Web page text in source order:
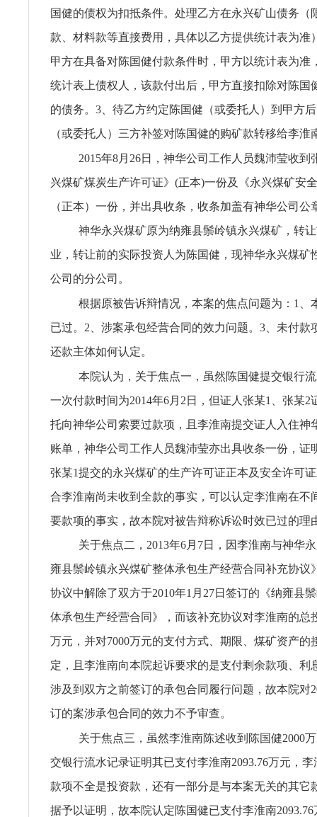
国健的债权为扣抵条件。处理乙方在永兴矿山债务（
款、材料款等直接费用，具体以乙方提供统计表为准
甲方在具备对陈国健付款条件时，甲方以统计表为准
统计表上债权人，该款付出后，甲方直接扣除对陈国
的债务。3、待乙方约定陈国健（或委托人）到甲方
（或委托人）三方补签对陈国健的购矿款转移给李淮
2015年8月26日，神华公司工作人员魏沛莹收到
兴煤矿煤炭生产许可证》(正本)一份及《永兴煤矿安
（正本）一份，并出具收条，收条加盖有神华公司公
神华永兴煤矿原为纳雍县鬃岭镇永兴煤矿，转
业，转让前的实际投资人为陈国健，现神华永兴煤矿
公司的分公司。
根据原被告诉辩情况，本案的焦点问题为：1、
已过。2、涉案承包经营合同的效力问题。3、未付款
还款主体如何认定。
本院认为，关于焦点一，虽然陈国健提交银行
一次付款时间为2014年6月2日，但证人张某1、张某2
托向神华公司索要过款项，且李淮南提交证人入住神
账单，神华公司工作人员魏沛莹亦出具收条一份，证
张某1提交的永兴煤矿的生产许可证正本及安全许可
合李淮南尚未收到全款的事实，可以认定李淮南在不
要款项的事实，故本院对被告辩称诉讼时效已过的理
关于焦点二，2013年6月7日，因李淮南与神华
雍县鬃岭镇永兴煤矿整体承包生产经营合同补充协议
协议中解除了双方于2010年1月27日签订的《纳雍县
体承包生产经营合同》，而该补充协议对李淮南的总
万元，并对7000万元的支付方式、期限、煤矿资产的
定，且李淮南向本院起诉要求的是支付剩余款项、利
涉及到双方之前签订的承包合同履行问题，故本院对
订的案涉承包合同的效力不予审查。
关于焦点三，虽然李淮南陈述收到陈国健2000
交银行流水记录证明其已支付李淮南2093.76万元，
款项不全是投资款，还有一部分是与本案无关的其它
据予以证明，故本院认定陈国健已支付李淮南